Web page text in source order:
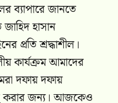
ব্যাপারে জানতে
হাসান
প্রতি শ্রদ্ধাশীল।
কার্যক্রম আমাদের
দফায় দফায়
করার জন্য। আজকেও